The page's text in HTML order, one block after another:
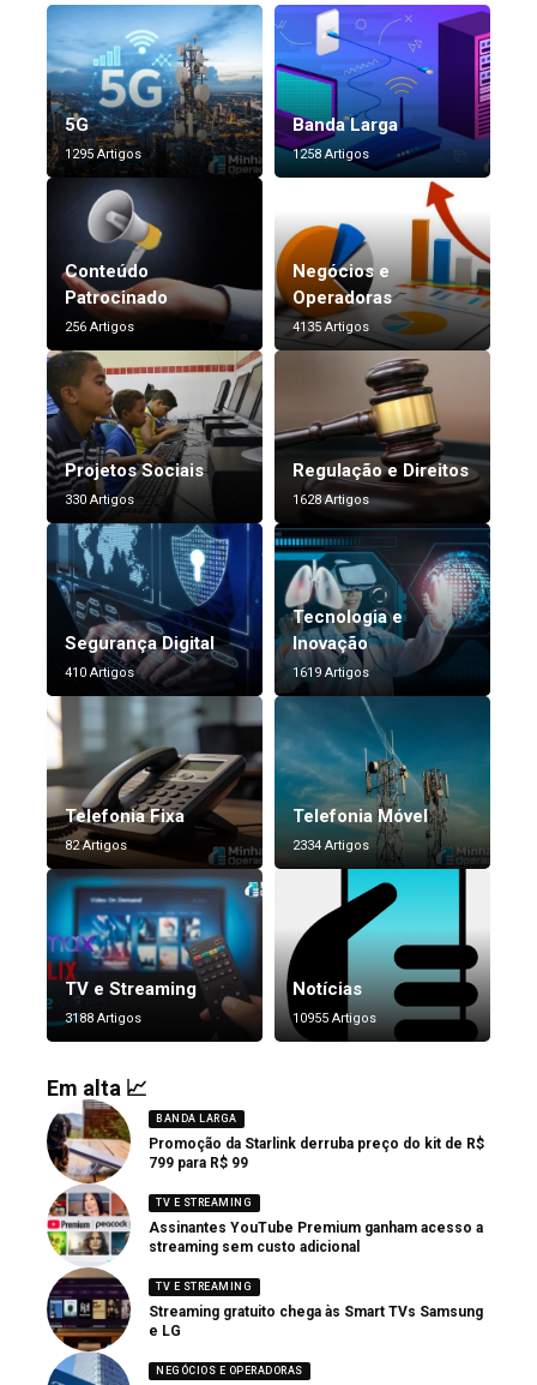
5G
1295 Artigos
Banda Larga
1258 Artigos
Conteúdo
Patrocinado
256 Artigos
Negócios e
Operadoras
4135 Artigos
Projetos Sociais
330 Artigos
Regulação e Direitos
1628 Artigos
Segurança Digital
410 Artigos
Tecnologia e
Inovação
1619 Artigos
Telefonia Fixa
82 Artigos
Telefonia Móvel
2334 Artigos
TV e Streaming
3188 Artigos
Notícias
10955 Artigos
Em alta 📈
BANDA LARGA
Promoção da Starlink derruba preço do kit de R$
799 para R$ 99
TV E STREAMING
Assinantes YouTube Premium ganham acesso a
streaming sem custo adicional
TV E STREAMING
Streaming gratuito chega às Smart TVs Samsung
e LG
NEGÓCIOS E OPERADORAS